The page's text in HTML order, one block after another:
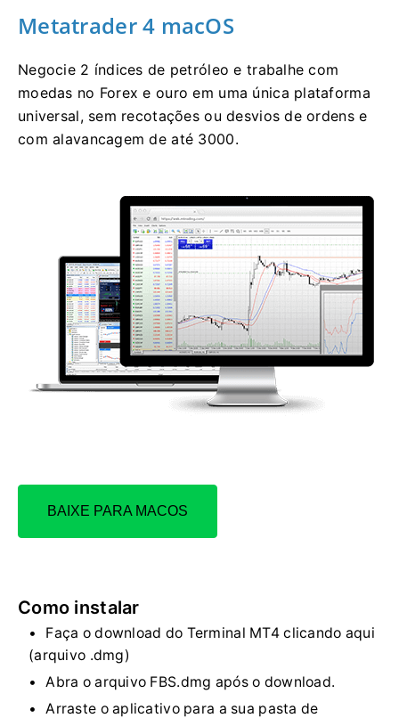
Metatrader 4 macOS
Negocie 2 índices de petróleo e trabalhe com
moedas no Forex e ouro em uma única plataforma
universal, sem recotações ou desvios de ordens e
com alavancagem de até 3000.
BAIXE PARA MACOS
Como instalar
Faça o download do Terminal MT4 clicando aqui
(arquivo .dmg)
Abra o arquivo FBS.dmg após o download.
Arraste o aplicativo para a sua pasta de